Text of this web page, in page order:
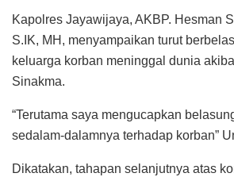
Kapolres Jayawijaya, AKBP. Hesman
S.IK, MH, menyampaikan turut
keluarga korban meninggal dunia
Sinakma.
“Terutama saya mengucapkan
sedalam-dalamnya terhadap korban”
Dikatakan, tahapan selanjutnya atas